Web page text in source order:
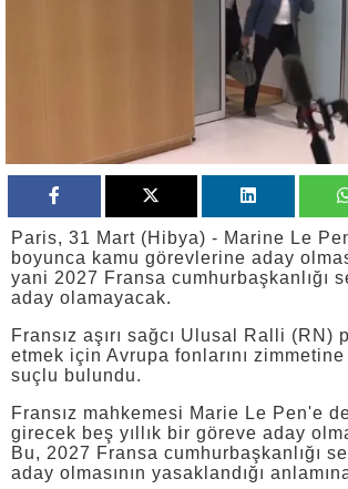
Paris, 31 Mart (Hibya) - Marine Le
boyunca kamu görevlerine aday
yani 2027 Fransa cumhurbaşkanlığı
aday olamayacak.
Fransız aşırı sağcı Ulusal Ralli (RN)
etmek için Avrupa fonlarını
suçlu bulundu.
Fransız mahkemesi Marie Le Pen'e
girecek beş yıllık bir göreve aday
Bu, 2027 Fransa cumhurbaşkanlığı
aday olmasının yasaklandığı